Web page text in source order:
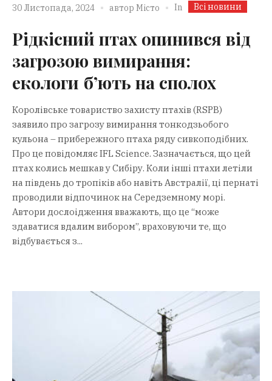
30 Листопада, 2024 автор Місто In Всі новини
Рідкісний птах опинився від
загрозою вимирання:
екологи б’ють на сполох
Королівське товариство захисту птахів (RSPB)
заявило про загрозу вимирання тонкодзьобого
кульона – прибережного птаха ряду сивкоподібних.
Про це повідомляє IFL Science. Зазначається, що цей
птах колись мешкав у Сибіру. Коли інші птахи летіли
на південь до тропіків або навіть Австралії, ці пернаті
проводили відпочинок на Середземному морі.
Автори дослоідження вважають, що це “може
здаватися вдалим вибором”, враховуючи те, що
відбувається з...